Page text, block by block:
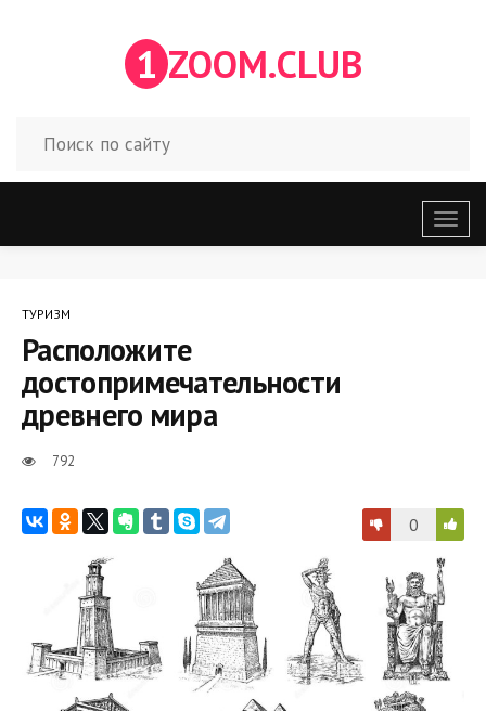
1 ZOOM.CLUB
меню
ТУРИЗМ
Расположите
достопримечательности
древнего мира
792
0